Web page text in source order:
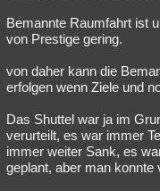
Bemannte Raumfahrt ist
von Prestige gering.
von daher kann die
erfolgen wenn Ziele und
Das Shuttel war ja im
verurteilt, es war immer
immer weiter Sank, es
geplant, aber man konnte